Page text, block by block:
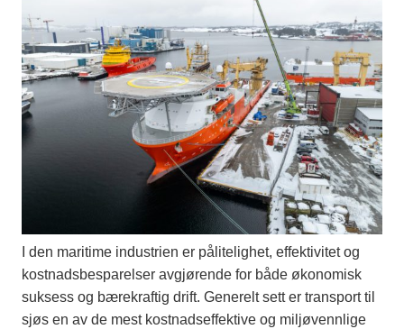
I den maritime industrien er pålitelighet, effektivitet og
kostnadsbesparelser avgjørende for både økonomisk
suksess og bærekraftig drift. Generelt sett er transport til
sjøs en av de mest kostnadseffektive og miljøvennlige